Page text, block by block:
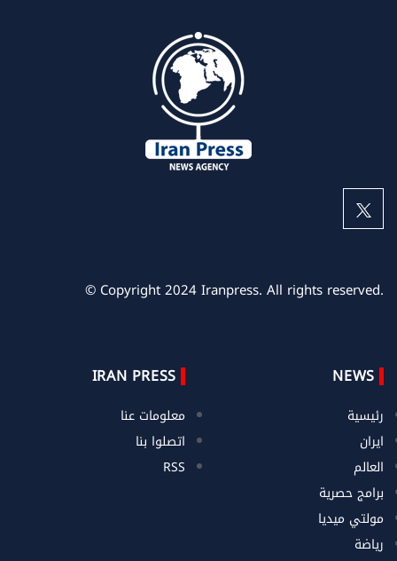
© Copyright 2024 Iranpress. All rights reserved.
NEWS
رئيسية
ايران
العالم
برامج حصرية
مولتي ميديا
رياضة
IRAN PRESS
معلومات عنا
اتصلوا بنا
RSS